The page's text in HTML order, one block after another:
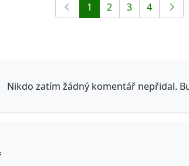
1 2 3 4
Nikdo zatím žádný komentář nepřidal.